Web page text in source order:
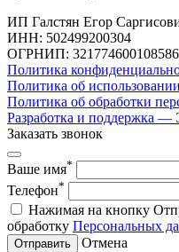
ИП Галстян Егор
ИНН: 502499200304
ОГРНИП: 321774600108586
Политика
Политика об
Политика об обработки
Разработка и поддержка
Заказать звонок
Ваше имя*
Телефон*
Нажимая на кнопку
обработку Персональных
Отправить
Отмена